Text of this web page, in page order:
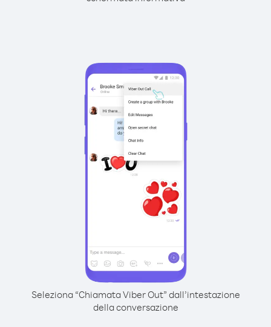
Seleziona “Chiamata Viber Out” dall’intestazione
della conversazione